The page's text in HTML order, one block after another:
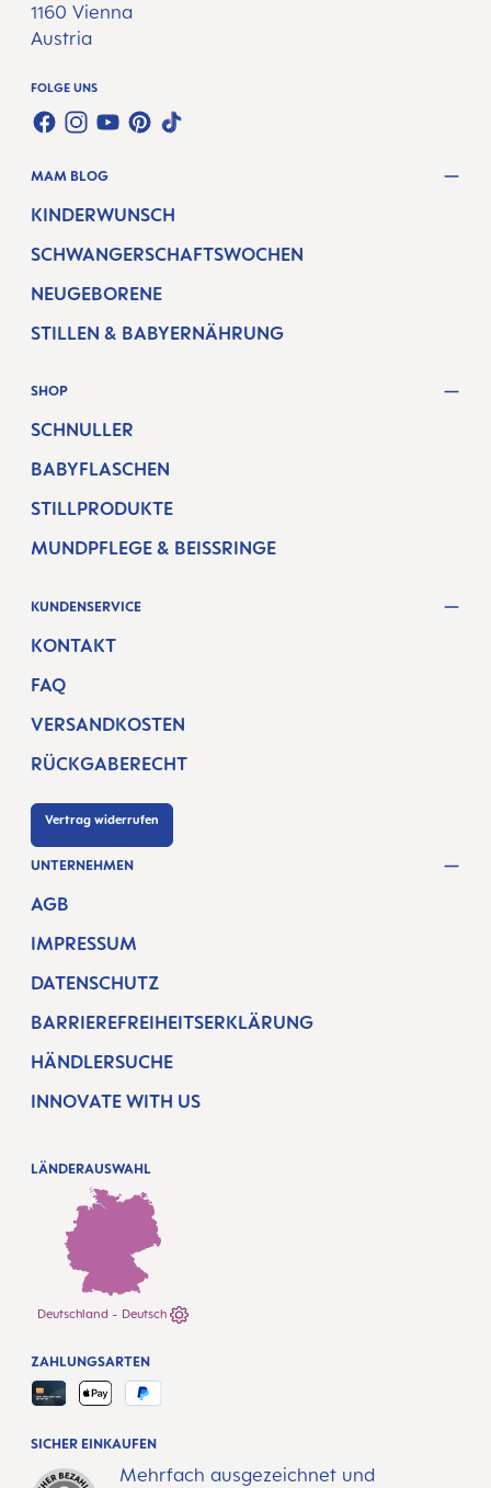
1160 Vienna
Austria
FOLGE UNS
FACEBOOK
INSTAGRAM
YOUTUBE
PINTEREST
TIKTOK
MAM BLOG
KINDERWUNSCH
SCHWANGERSCHAFTSWOCHEN
NEUGEBORENE
STILLEN & BABYERNÄHRUNG
SHOP
SCHNULLER
BABYFLASCHEN
STILLPRODUKTE
MUNDPFLEGE & BEISSRINGE
KUNDENSERVICE
KONTAKT
FAQ
VERSANDKOSTEN
RÜCKGABERECHT
Vertrag widerrufen
UNTERNEHMEN
AGB
IMPRESSUM
DATENSCHUTZ
BARRIEREFREIHEITSERKLÄRUNG
HÄNDLERSUCHE
INNOVATE WITH US
LÄNDERAUSWAHL
Deutschland - Deutsch
SICHER EINKAUFEN
Mehrfach ausgezeichnet und
ZAHLUNGSARTEN